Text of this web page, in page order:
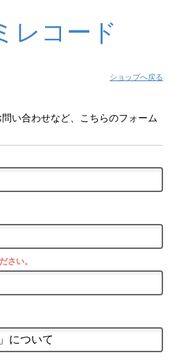
レコード
ショップへ戻る
い合わせなど、こちらのフォーム
さい。